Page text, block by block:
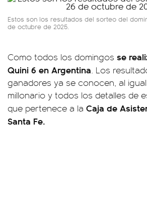
Estos son los resultados del sorteo del
de octubre de 2025.
Como todos los domingos se
Quini 6 en Argentina. Los
ganadores ya se conocen, al
millonario y todos los detalles de
que pertenece a la Caja de
Santa Fe.